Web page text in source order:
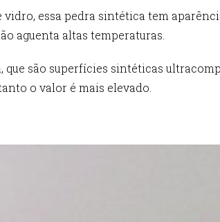
vidro, essa pedra sintética tem
aguenta altas temperaturas.
são superfícies sintéticas
o valor é mais elevado.